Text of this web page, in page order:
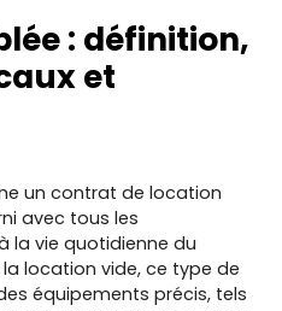
: définition,
et
un contrat de location
avec tous les
la vie quotidienne du
location vide, ce type de
équipements précis, tels